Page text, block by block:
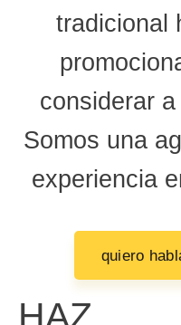
tradicional
considerar
Somos una
experiencia
quiero
HAZ